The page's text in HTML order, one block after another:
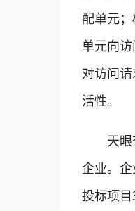
配单元
单元向
对访问
活性。
天眼查
企业。
投标项目